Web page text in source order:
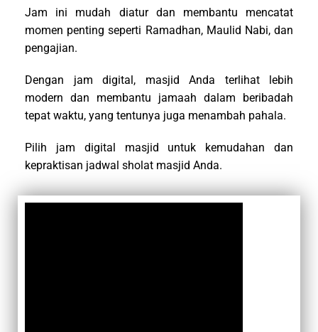
Jam ini mudah diatur dan membantu mencatat
momen penting seperti Ramadhan, Maulid Nabi, dan
pengajian.
Dengan jam digital, masjid Anda terlihat lebih
modern dan membantu jamaah dalam beribadah
tepat waktu, yang tentunya juga menambah pahala.
Pilih jam digital masjid untuk kemudahan dan
kepraktisan jadwal sholat masjid Anda.